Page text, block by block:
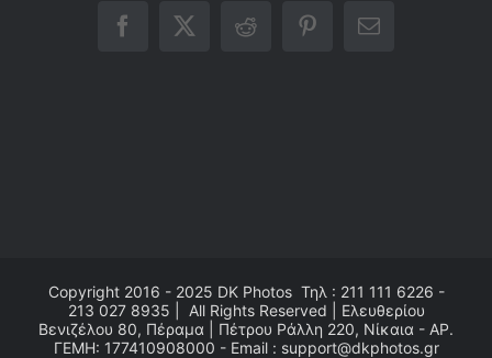
Facebook
X RedditPinterestEmail
Copyright 2016 - 2025 DK PhotosΤηλ : 211 111 6226 -
213 027 8935 | All Rights Reserved | Ελευθερίου
Βενιζέλου 80, Πέραμα | Πέτρου Ράλλη 220, Νίκαια - ΑΡ.
ΓΕΜΗ: 177410908000 - Email : support@dkphotos.gr